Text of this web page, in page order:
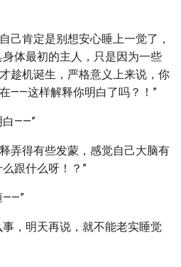
己肯定是别想安心睡上一觉了，
体最初的主人，只是因为一些
趁机诞生，严格意义上来说，你
——这样解释你明白了吗？！”
白——”
弄得有些发蒙，感觉自己大脑有
跟什么呀！？”
——”
，明天再说，就不能老实睡觉